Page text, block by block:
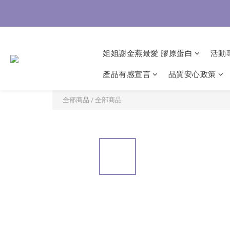
8/3-8/9
姐姐謝金燕最愛 膠原蛋白 活動
產品有感宣言 品質安心政策
全部商品 / 全部商品